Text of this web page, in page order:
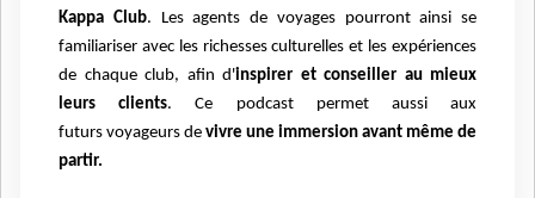
Kappa Club. Les agents de voyages pourront ainsi se
familiariser avec les richesses culturelles et les expériences
de chaque club, afin d'inspirer et conseiller au mieux
leurs clients.Ce podcast permet aussi aux
futurs voyageurs de vivre une immersion avant même de
partir.